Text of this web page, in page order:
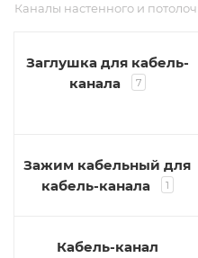
Каналы настенного и
Заглушка для кабель-
канала
7
Зажим кабельный для
кабель-канала
1
Кабель-канал